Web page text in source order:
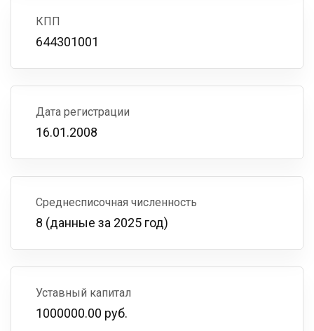
КПП
644301001
Дата регистрации
16.01.2008
Среднесписочная численность
8 (данные за 2025 год)
Уставный капитал
1000000.00 руб.